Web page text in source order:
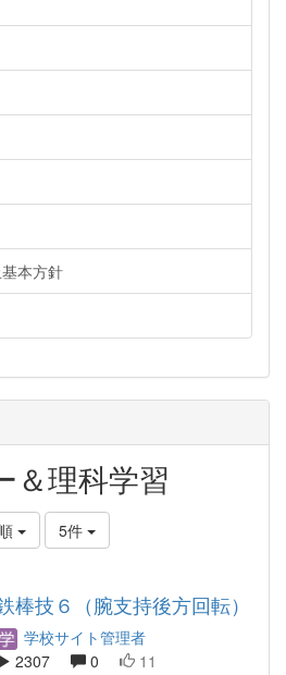
本方針
＆理科学習
5件
棒技６（腕支持後方回転）
学校サイト管理者
2307
0 11